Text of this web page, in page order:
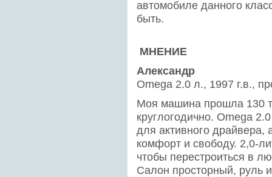
автомобиле данного
быть.
МНЕНИЕ
Александр
Оmega 2.0 л., 1997 г.в.,
Моя машина прошла 130
круглогодично. Omega
для активного драйвера,
комфорт и свободу. 2,0-
чтобы перестроиться в
Салон просторный, руль